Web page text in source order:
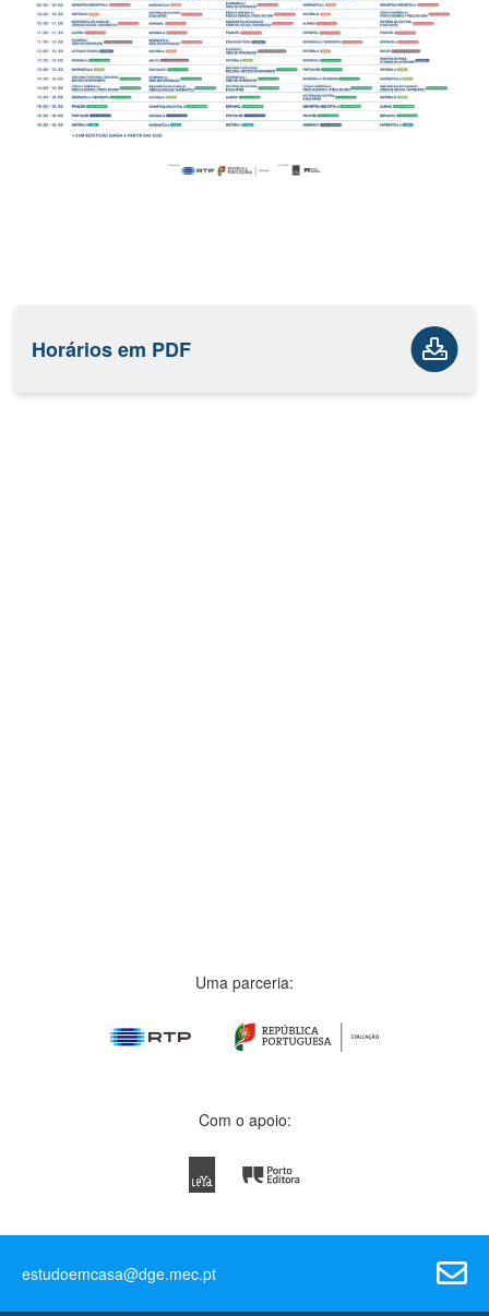
Horários em PDF
Uma parceria:
Com o apoio:
estudoemcasa@dge.mec.pt